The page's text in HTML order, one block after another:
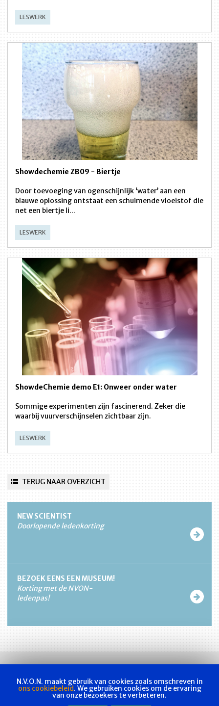
LESWERK
Showdechemie ZB09 - Biertje
Door toevoeging van ogenschijnlijk ‘water’ aan een
blauwe oplossing ontstaat een schuimende vloeistof die
net een biertje li...
LESWERK
ShowdeChemie demo E1: Onweer onder water
Sommige experimenten zijn fascinerend. Zeker die
waarbij vuurverschijnselen zichtbaar zijn.
LESWERK
TERUG NAAR OVERZICHT
NEW SCIENTIST
Doorlopende ledenkorting
BEZOEK EENS EEN MUSEUM!
Korting met de NVON-
ledenpas!
Actueel Les & examen Bladen
N.V.O.N. maakt gebruik van cookies zoals omschreven in
ons cookiebeleid. We gebruiken cookies om de ervaring
van onze bezoekers te verbeteren.